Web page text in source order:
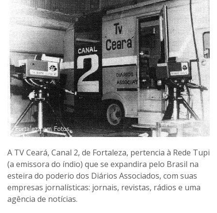
A TV Ceará, Canal 2, de Fortaleza, pertencia à Rede Tupi
(a emissora do índio) que se expandira pelo Brasil na
esteira do poderio dos Diários Associados, com suas
empresas jornalísticas: jornais, revistas, rádios e uma
agência de notícias.